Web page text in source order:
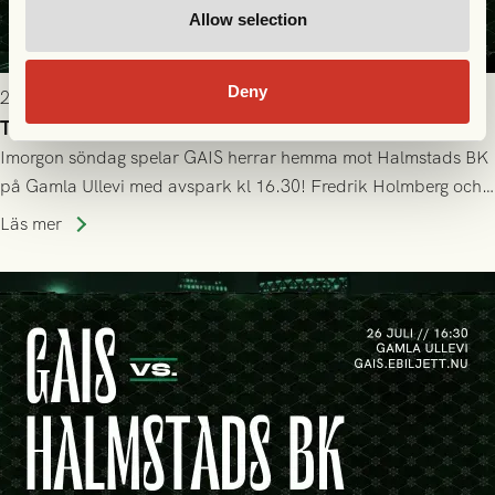
Allow selection
Deny
2026-07-25 19:00
Truppen till GAIS - Halmstads BK 26/7
Imorgon söndag spelar GAIS herrar hemma mot Halmstads BK
på Gamla Ullevi med avspark kl 16.30! Fredrik Holmberg och
ledarstaben har tagit ut följande trupp till matchen:
Läs mer